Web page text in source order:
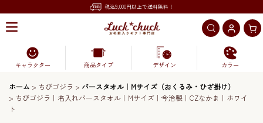
税込9,000円以上で送料無料！
キャラクター 商品タイプ デザイン カラー
ホーム > ちびゴジラ > バースタオル｜Mサイズ（おくるみ・ひざ掛け）
> ちびゴジラ｜名入れバースタオル｜Mサイズ｜今治製｜CZなかま｜ホワイ
ト